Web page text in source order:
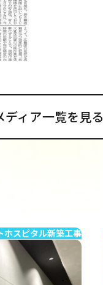
ディア一覧を見る
ホスピタル新築工事